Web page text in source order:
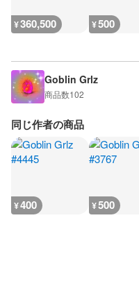
¥360,500 ¥500
Goblin Grlz
商品数102
同じ作者の商品
¥400 ¥500